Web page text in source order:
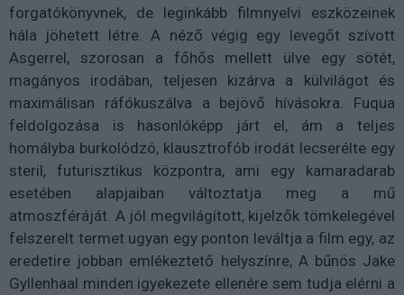
forgatókönyvnek, de leginkább filmnyelvi eszközeinek
hála jöhetett létre. A néző végig egy levegőt szívott
Asgerrel, szorosan a főhős mellett ülve egy sötét,
magányos irodában, teljesen kizárva a külvilágot és
maximálisan ráfókuszálva a bejövő hívásokra. Fuqua
feldolgozása is hasonlóképp járt el, ám a teljes
homályba burkolódzó, klausztrofób irodát lecserélte egy
steril, futurisztikus központra, ami egy kamaradarab
esetében alapjaiban változtatja meg a mű
atmoszféráját. A jól megvilágított, kijelzők tömkelegével
felszerelt termet ugyan egy ponton leváltja a film egy, az
eredetire jobban emlékeztető helyszínre, A bűnös Jake
Gyllenhaal minden igyekezete ellenére sem tudja elérni a